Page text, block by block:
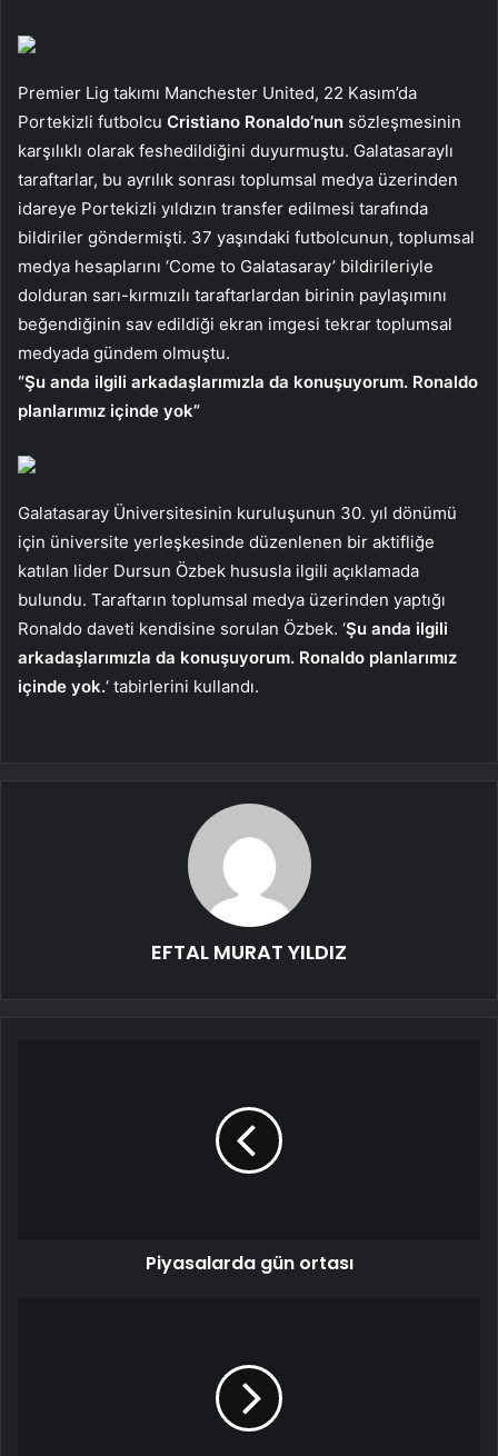
Premier Lig takımı Manchester United, 22 Kasım’da
Portekizli futbolcu Cristiano Ronaldo’nun sözleşmesinin
karşılıklı olarak feshedildiğini duyurmuştu. Galatasaraylı
taraftarlar, bu ayrılık sonrası toplumsal medya üzerinden
idareye Portekizli yıldızın transfer edilmesi tarafında
bildiriler göndermişti. 37 yaşındaki futbolcunun, toplumsal
medya hesaplarını ‘Come to Galatasaray’ bildirileriyle
dolduran sarı-kırmızılı taraftarlardan birinin paylaşımını
beğendiğinin sav edildiği ekran imgesi tekrar toplumsal
medyada gündem olmuştu.
“Şu anda ilgili arkadaşlarımızla da konuşuyorum. Ronaldo
planlarımız içinde yok”
Galatasaray Üniversitesinin kuruluşunun 30. yıl dönümü
için üniversite yerleşkesinde düzenlenen bir aktifliğe
katılan lider Dursun Özbek hususla ilgili açıklamada
bulundu. Taraftarın toplumsal medya üzerinden yaptığı
Ronaldo daveti kendisine sorulan Özbek. ‘Şu anda ilgili
arkadaşlarımızla da konuşuyorum. Ronaldo planlarımız
içinde yok.‘ tabirlerini kullandı.
EFTAL MURAT YILDIZ
Piyasalarda gün ortası